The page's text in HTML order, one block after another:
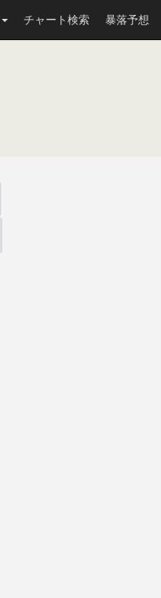
チャート検索 暴落予想